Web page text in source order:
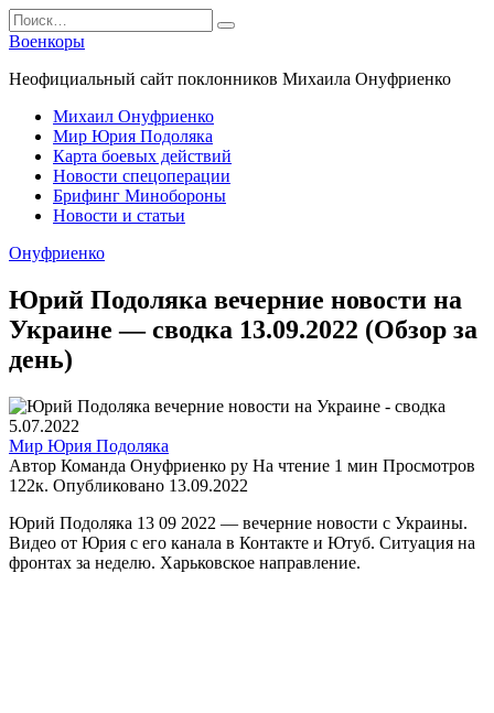
Перейти
к
содержанию
Search
for:
Военкоры
Неофициальный сайт поклонников Михаила Онуфриенко
Михаил Онуфриенко
Мир Юрия Подоляка
Карта боевых действий
Новости спецоперации
Брифинг Минобороны
Новости и статьи
Онуфриенко
Юрий Подоляка вечерние новости на
Украине — сводка 13.09.2022 (Обзор за
день)
Мир Юрия Подоляка
Автор Команда Онуфриенко ру На чтение 1 мин Просмотров
122к. Опубликовано 13.09.2022
Юрий Подоляка 13 09 2022 — вечерние новости с Украины.
Видео от Юрия с его канала в Контакте и Ютуб. Ситуация на
фронтах за неделю. Харьковское направление.